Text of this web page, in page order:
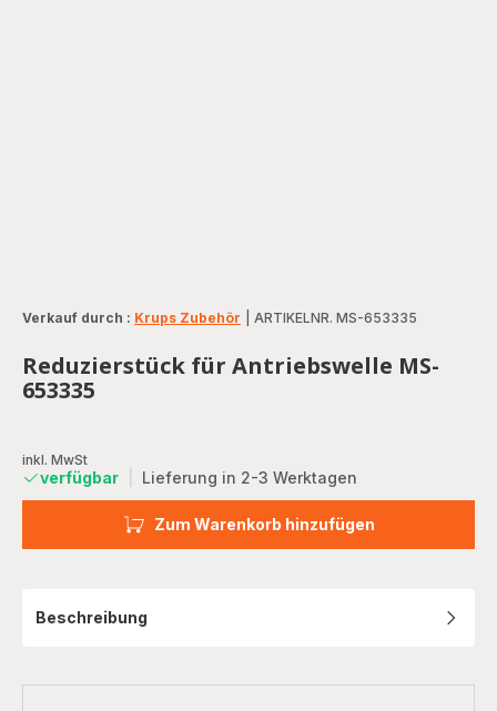
Verkauf durch : Krups Zubehör ARTIKELNR. MS-653335
Reduzierstück für Antriebswelle MS-
653335
inkl. MwSt
verfügbar Lieferung in 2-3 Werktagen
Zum Warenkorb hinzufügen
Beschreibung